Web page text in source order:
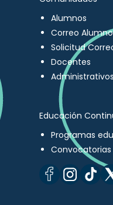
Alumnos
Correo
Solicitud
Docentes
Administrativos
Educación
Programas
Convocatorias